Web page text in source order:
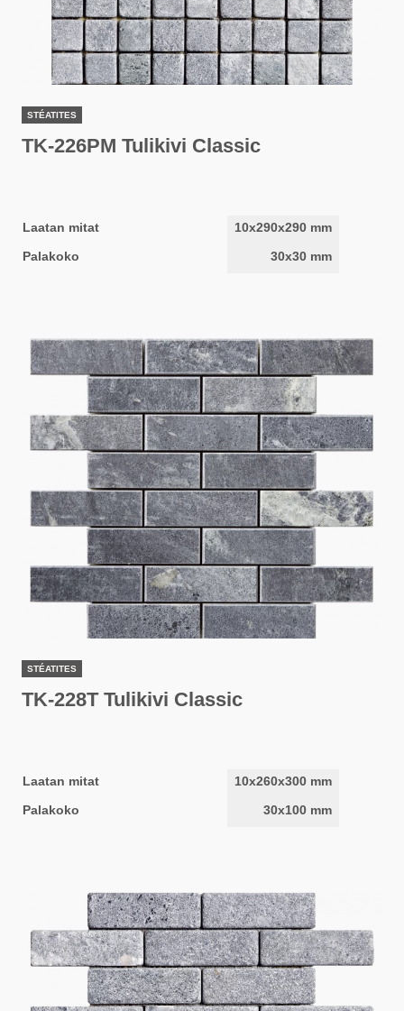
STÉATITES
TK-226PM Tulikivi Classic
Laatan mitat
10x290x290 mm
Palakoko
30x30 mm
STÉATITES
TK-228T Tulikivi Classic
Laatan mitat
10x260x300 mm
Palakoko
30x100 mm